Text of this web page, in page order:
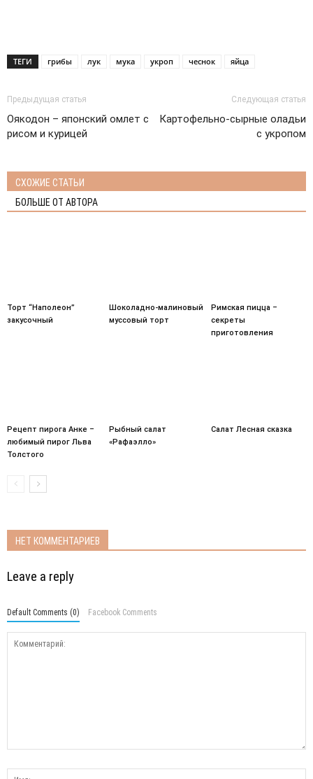
ТЕГИ грибы лук мука укроп чеснок яйца
Предыдущая статья
Оякодон – японский омлет с
рисом и курицей
Следующая статья
Картофельно-сырные оладьи
с укропом
СХОЖИЕ СТАТЬИ
БОЛЬШЕ ОТ АВТОРА
Торт “Наполеон”
закусочный
Шоколадно-малиновый
муссовый торт
Римская пицца –
секреты
приготовления
Рецепт пирога Анке –
любимый пирог Льва
Толстого
Рыбный салат
«Рафаэлло»
Салат Лесная сказка
НЕТ КОММЕНТАРИЕВ
Leave a reply
Default Comments (0) Facebook Comments